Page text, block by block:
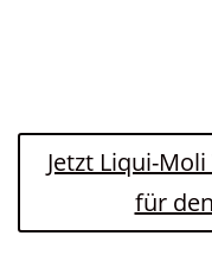
Jetzt Liqui-
für